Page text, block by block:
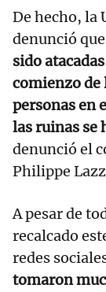
De hecho, la
denunció
sido
comienzo de
personas en
las ruinas se
denunció el
Philippe
A pesar de
recalcado
redes
tomaron